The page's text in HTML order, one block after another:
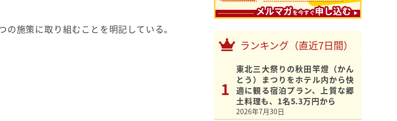
施策に取り組むことを明記している。
ランキング（直近7日間）
東北三大祭りの秋田竿燈（かん
とう）まつりをホテル内から快
適に観る宿泊プラン、上質な郷
土料理も、1名5.3万円から
2026年7月30日